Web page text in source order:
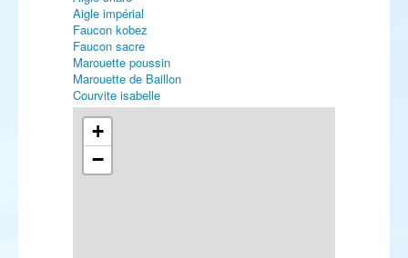
Aigle impérial
Faucon kobez
Faucon sacre
Marouette poussin
Marouette de Baillon
Courvite isabelle
Glaréole à collier
Glaréole à ailes noires
Gravelot kildir
Pluvier bronzé
Vanneau sociable
+
−